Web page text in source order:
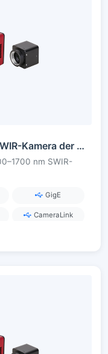
400–1700 nm IMX993 3 MP SWIR-Kamera der InGaAs-Serie
nm SWIR-
GigE
CameraLink